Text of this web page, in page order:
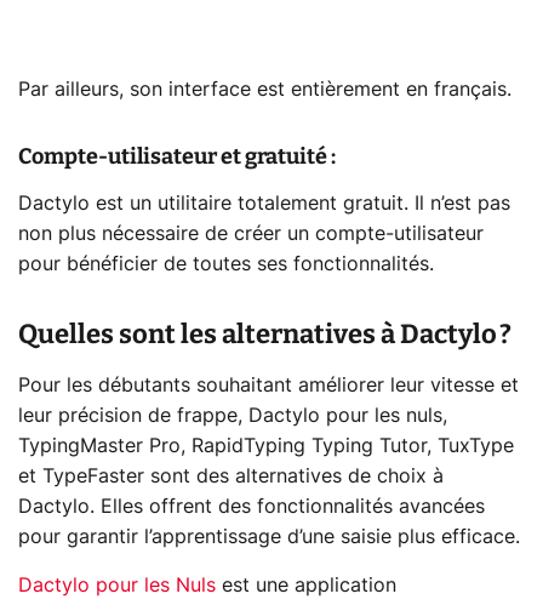
Par ailleurs, son interface est entièrement en français.
Compte-utilisateur et gratuité :
Dactylo est un utilitaire totalement gratuit. Il n’est pas
non plus nécessaire de créer un compte-utilisateur
pour bénéficier de toutes ses fonctionnalités.
Quelles sont les alternatives à Dactylo ?
Pour les débutants souhaitant améliorer leur vitesse et
leur précision de frappe, Dactylo pour les nuls,
TypingMaster Pro, RapidTyping Typing Tutor, TuxType
et TypeFaster sont des alternatives de choix à
Dactylo. Elles offrent des fonctionnalités avancées
pour garantir l’apprentissage d’une saisie plus efficace.
Dactylo pour les Nuls est une application